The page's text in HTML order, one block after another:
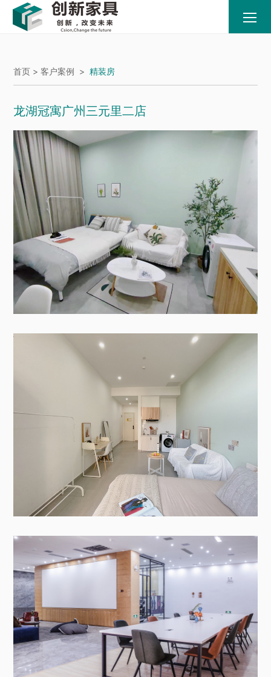
首页 >客户案例 >精装房
龙湖冠寓广州三元里二店